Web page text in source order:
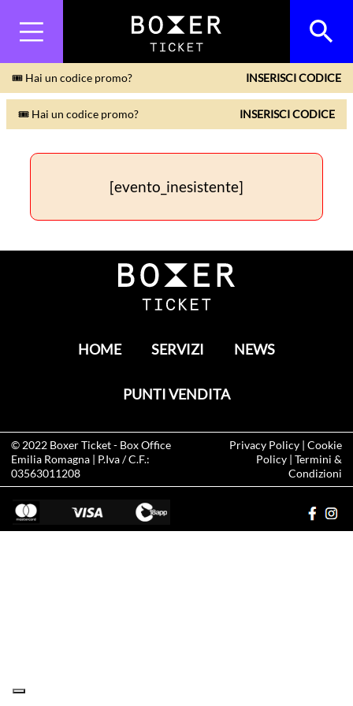
🎟 Hai un codice promo? INSERISCI CODICE
🎟 Hai un codice promo? INSERISCI CODICE
[evento_inesistente]
HOME SERVIZI NEWS
PUNTI VENDITA
© 2022 Boxer Ticket- Box Office
Emilia Romagna | P.Iva / C.F.:
03563011208
Privacy Policy| Cookie
Policy| Termini &
Condizioni